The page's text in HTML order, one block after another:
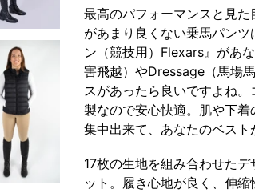
追
加
す
る
最高のパフォーマンスと見
があまり良くない乗馬パン
ン（競技用）Flexars』があ
害飛越）やDressage（馬場
スがあったら良いですよね
製なので安心快適。肌や下
集中出来て、あなたのベスト
17枚の生地を組み合わせた
ット。履き心地が良く、伸